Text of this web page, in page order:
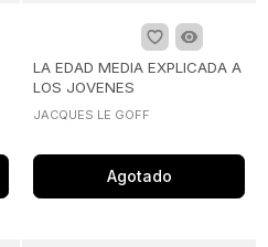
LA EDAD MEDIA EXPLICADA A
LOS JOVENES
JACQUES LE GOFF
Agotado